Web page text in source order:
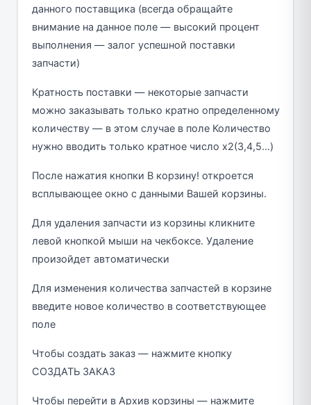
данного поставщика (всегда обращайте
внимание на данное поле — высокий процент
выполнения — залог успешной поставки
запчасти)
Кратность поставки — некоторые запчасти
можно заказывать только кратно определенному
количеству — в этом случае в поле Количество
нужно вводить только кратное число х2(3,4,5…)
После нажатия кнопки В корзину! откроется
всплывающее окно с данными Вашей корзины.
Для удаления запчасти из корзины кликните
левой кнопкой мыши на чекбоксе. Удаление
произойдет автоматически
Для изменения количества запчастей в корзине
введите новое количество в соответствующее
поле
Чтобы создать заказ — нажмите кнопку
СОЗДАТЬ ЗАКАЗ
Чтобы перейти в Архив корзины — нажмите